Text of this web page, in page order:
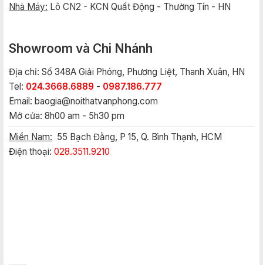
Nhà Máy: Lô CN2 - KCN Quất Động - Thường Tín - HN
Showroom và Chi Nhánh
Địa chỉ: Số 348A Giải Phóng, Phương Liệt, Thanh Xuân, HN
Tel: 024.3668.6889 - 0987.186.777
Email: baogia@noithatvanphong.com
Mở cửa: 8h00 am - 5h30 pm
Miền Nam: 55 Bạch Đằng, P 15, Q. Bình Thạnh, HCM
Điện thoại: 028.3511.9210